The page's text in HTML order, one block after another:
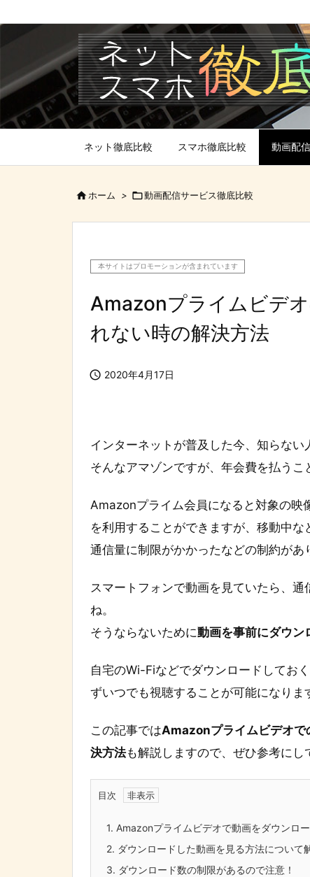
ネット徹底比較 スマホ徹底比較 動画配
ホーム > 動画配信サービス徹底比較
本サイトはプロモーションが含まれています
Amazonプライムビデ
れない時の解決方法
 2020年4月17日
インターネットが普及した今、知らない
そんなアマゾンですが、年会費を払うこ
Amazonプライム会員になると対象の映
を利用することができますが、移動中
通信量に制限がかかったなどの制約があ
スマートフォンで動画を見ていたら、
ね。
そうならないために動画を事前にダウン
自宅のWi-Fiなどでダウンロードしてお
ずいつでも視聴することが可能になりま
この記事ではAmazonプライムビデオで
決方法も解説しますので、ぜひ参考にし
目次
1. Amazonプライムビデオで動画をダウンロ
2. ダウンロードした動画を見る方法について
3. ダウンロード数の制限があるので注意！